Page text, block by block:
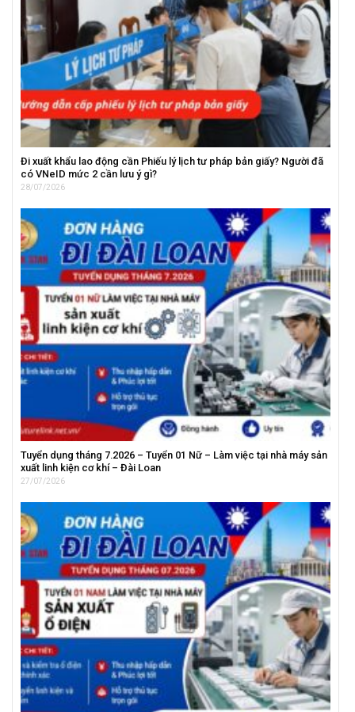
Đi xuất khẩu lao động cần Phiếu lý lịch tư pháp bản giấy? Người đã
có VNeID mức 2 cần lưu ý gì?
28/07/2026
Tuyển dụng tháng 7.2026 – Tuyển 01 Nữ – Làm việc tại nhà máy sản
xuất linh kiện cơ khí – Đài Loan
27/07/2026